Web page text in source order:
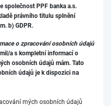
společnost PPF banka a.s.
právního titulu splnění
b) GDPR.
o zpracování osobních údajů
a s kompletní informací o
osobních údajů mám. Tato
údajů je k dispozici na
mých osobních údajů